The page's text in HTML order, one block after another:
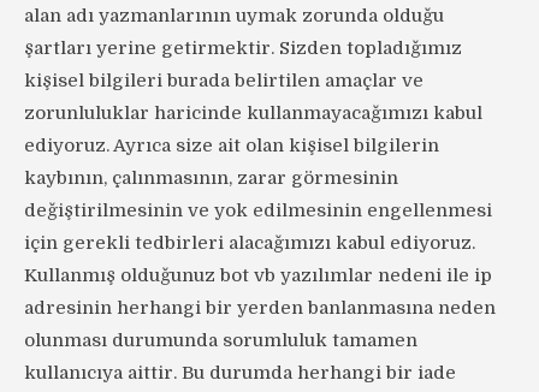
alan adı yazmanlarının uymak zorunda olduğu
şartları yerine getirmektir. Sizden topladığımız
kişisel bilgileri burada belirtilen amaçlar ve
zorunluluklar haricinde kullanmayacağımızı kabul
ediyoruz. Ayrıca size ait olan kişisel bilgilerin
kaybının, çalınmasının, zarar görmesinin
değiştirilmesinin ve yok edilmesinin engellenmesi
için gerekli tedbirleri alacağımızı kabul ediyoruz.
Kullanmış olduğunuz bot vb yazılımlar nedeni ile ip
adresinin herhangi bir yerden banlanmasına neden
olunması durumunda sorumluluk tamamen
kullanıcıya aittir. Bu durumda herhangi bir iade